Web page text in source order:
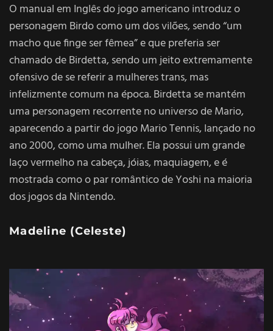
O manual em Inglês do jogo americano introduz o
personagem Birdo como um dos vilões, sendo “um
macho que finge ser fêmea” e que preferia ser
chamado de Birdetta, sendo um jeito extremamente
ofensivo de se referir a mulheres trans, mas
infelizmente comum na época. Birdetta se mantém
uma personagem recorrente no universo de Mario,
aparecendo a partir do jogo Mario Tennis, lançado no
ano 2000, como uma mulher. Ela possui um grande
laço vermelho na cabeça, jóias, maquiagem, e é
mostrada como o par romântico de Yoshi na maioria
dos jogos da Nintendo.
Madeline (Celeste)